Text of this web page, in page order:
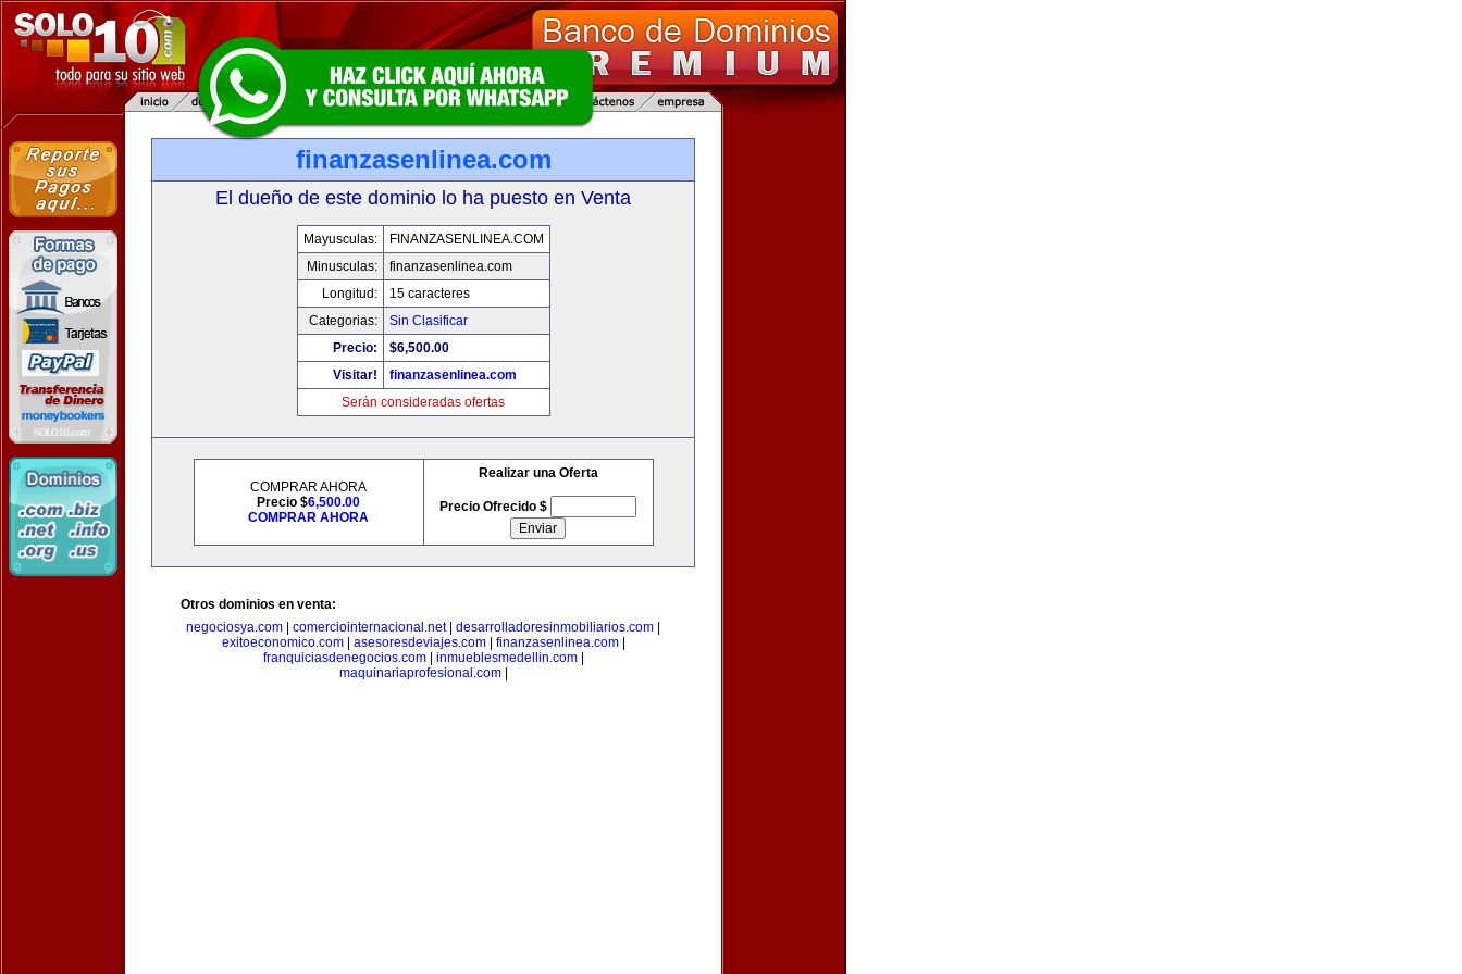
finanzasenlinea.com
El dueño de este dominio lo ha puesto en Venta
Mayusculas:
FINANZASENLINEA.COM
Minusculas:
finanzasenlinea.com
Longitud:
15 caracteres
Categorias:
Sin Clasificar
Precio:
$6,500.00
Visitar!
finanzasenlinea.com
Serán consideradas ofertas
COMPRAR AHORA
Precio $6,500.00
COMPRAR AHORA
Realizar una Oferta
Precio Ofrecido $
Otros dominios en venta:
negociosya.com
comerciointernacional.net| desarrolladoresinmobiliarios.com
exitoeconomico.com| asesoresdeviajes.com| finanzasenlinea.com|
franquiciasdenegocios.com| inmueblesmedellin.com|
maquinariaprofesional.com|